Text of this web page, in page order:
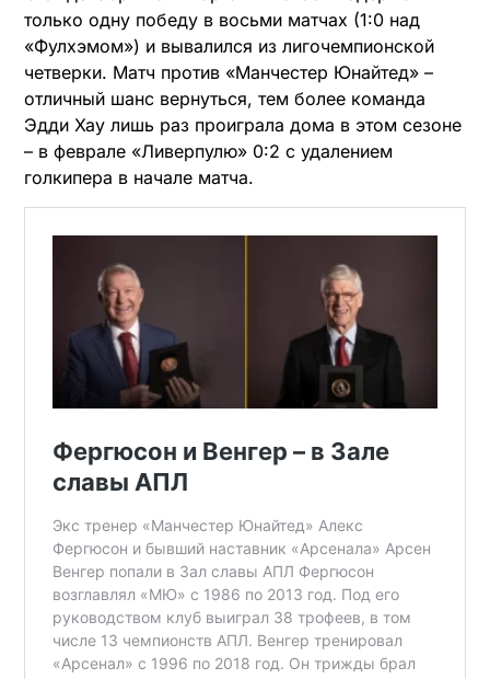
только одну победу в восьми матчах (1:0 над
«Фулхэмом») и вывалился из лигочемпионской
четверки. Матч против «Манчестер Юнайтед» –
отличный шанс вернуться, тем более команда
Эдди Хау лишь раз проиграла дома в этом сезоне
– в феврале «Ливерпулю» 0:2 с удалением
голкипера в начале матча.